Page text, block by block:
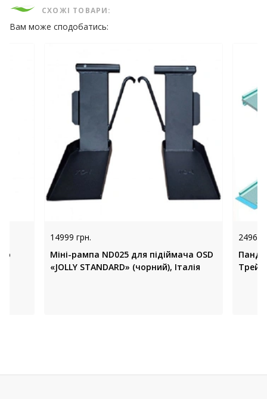
СХОЖІ ТОВАРИ:
Вам може сподобатись:
14999 грн.
Міні-рампа ND025 для підіймача OSD
«JOLLY STANDARD» (чорний), Італія
24960
Трейд